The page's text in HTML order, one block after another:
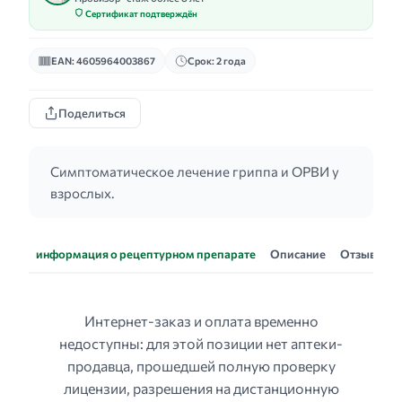
Сертификат подтверждён
EAN: 4605964003867 Срок: 2 года
Поделиться
Симптоматическое лечение гриппа и ОРВИ у
взрослых.
информация о рецептурном препарате Описание Отзывы
Интернет-заказ и оплата временно
недоступны: для этой позиции нет аптеки-
продавца, прошедшей полную проверку
лицензии, разрешения на дистанционную